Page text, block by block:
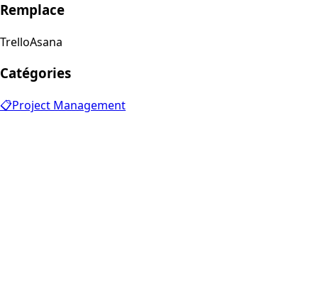
Remplace
TrelloAsana
Catégories
📋Project Management